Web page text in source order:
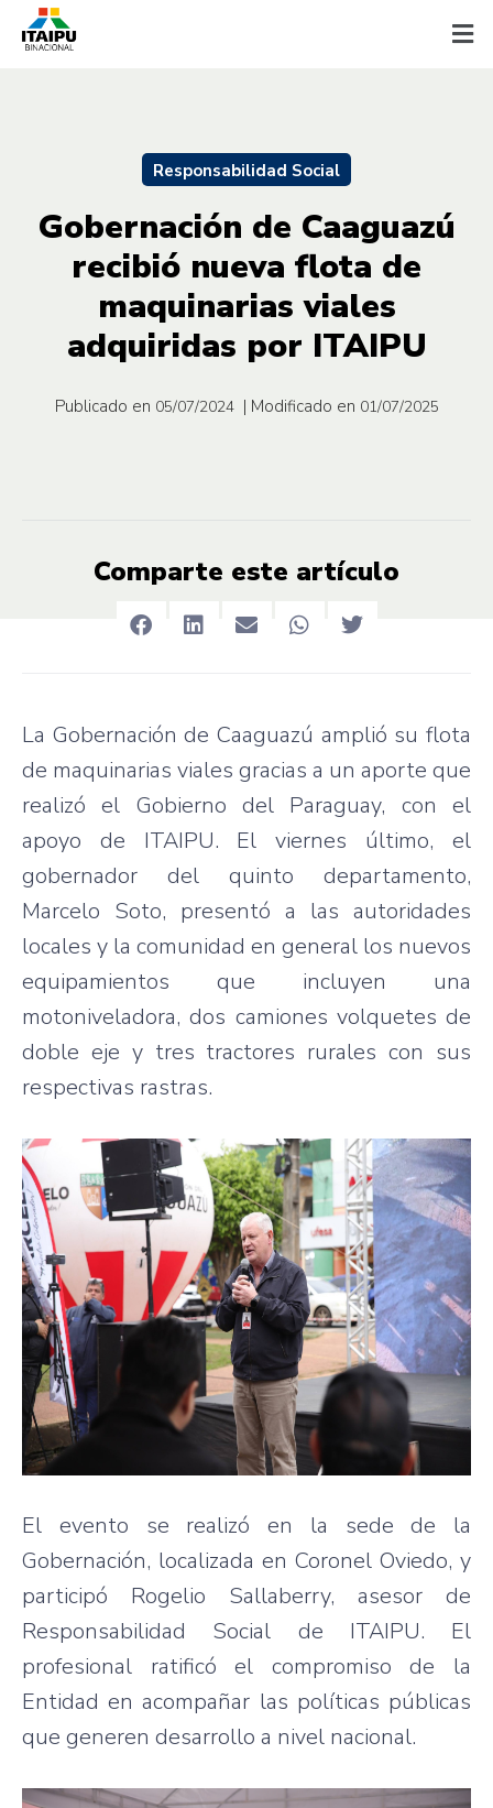
Responsabilidad Social
Gobernación de Caaguazú
recibió nueva flota de
maquinarias viales
adquiridas por ITAIPU
Publicado en 05/07/2024 | Modificado en 01/07/2025
Comparte este artículo
La Gobernación de Caaguazú amplió su flota
de maquinarias viales gracias a un aporte que
realizó el Gobierno del Paraguay, con el
apoyo de ITAIPU. El viernes último, el
gobernador del quinto departamento,
Marcelo Soto, presentó a las autoridades
locales y la comunidad en general los nuevos
equipamientos que incluyen una
motoniveladora, dos camiones volquetes de
doble eje y tres tractores rurales con sus
respectivas rastras.
El evento se realizó en la sede de la
Gobernación, localizada en Coronel Oviedo, y
participó Rogelio Sallaberry, asesor de
Responsabilidad Social de ITAIPU. El
profesional ratificó el compromiso de la
Entidad en acompañar las políticas públicas
que generen desarrollo a nivel nacional.